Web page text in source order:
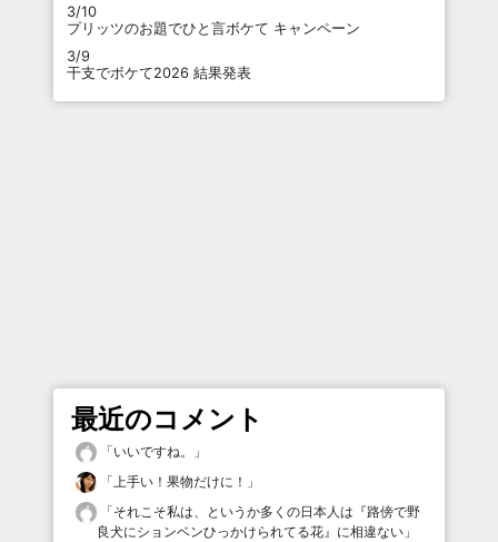
3/10
プリッツのお題でひと言ボケて キャンペーン
3/9
干支でボケて2026 結果発表
最近のコメント
「いいですね。
」
「 上手い！果物だけに！ 」
「それこそ私は、というか多くの日本人は『路傍で野
良犬にションベンひっかけられてる花』に相違ない 」